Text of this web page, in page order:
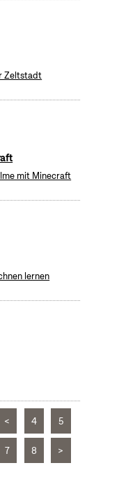
Zeltstadt
mit Minecraft
lernen
< 4 5
7 8 >